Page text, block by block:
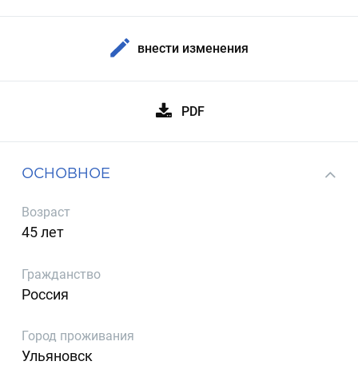
внести изменения
PDF
ОСНОВНОЕ
Возраст
45 лет
Гражданство
Россия
Город проживания
Ульяновск